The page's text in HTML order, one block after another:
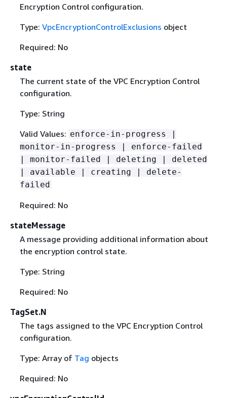
Encryption Control configuration.
Type: VpcEncryptionControlExclusions object
Required: No
state
The current state of the VPC Encryption Control
configuration.
Type: String
Valid Values: enforce-in-progress |
monitor-in-progress | enforce-failed
| monitor-failed | deleting | deleted
| available | creating | delete-
failed
Required: No
stateMessage
A message providing additional information about
the encryption control state.
Type: String
Required: No
TagSet.N
The tags assigned to the VPC Encryption Control
configuration.
Type: Array of Tag objects
Required: No